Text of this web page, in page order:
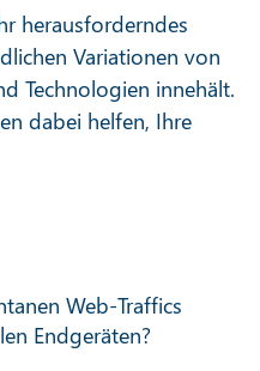
herausforderndes
Variationen von
Technologien innehält.
dabei helfen, Ihre
Web-Traffics
Endgeräten?